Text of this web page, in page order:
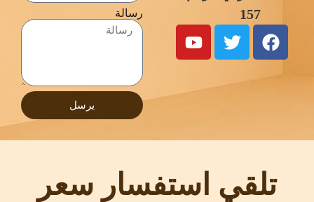
157
رسالة
يرسل
تلقي استفسار سعر